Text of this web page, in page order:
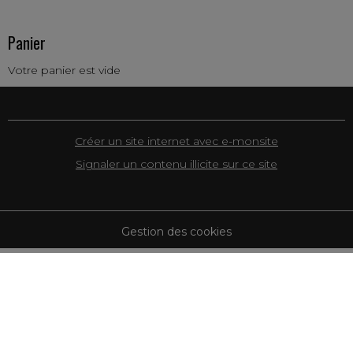
Panier
Votre panier est vide
Créer un site internet avec e-monsite
Signaler un contenu illicite sur ce site
Gestion des cookies